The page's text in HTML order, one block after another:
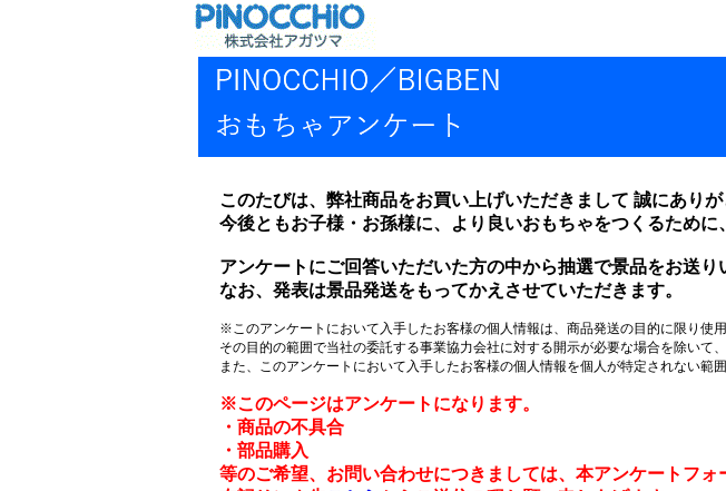
このたびは、弊社商品をお買い上げいただきまして 誠にありが
今後ともお子様・お孫様に、より良いおもちゃをつくるために
アンケートにご回答いただいた方の中から抽選で景品をお送り
なお、発表は景品発送をもってかえさせていただきます。
※このアンケートにおいて入手したお客様の個人情報は、商品発送の目的に限り使用
その目的の範囲で当社の委託する事業協力会社に対する開示が必要な場合を除いて
また、このアンケートにおいて入手したお客様の個人情報を個人が特定されない範
※このページはアンケートになります。
・商品の不具合
・部品購入
等のご希望、お問い合わせにつきましては、本アンケートフォ